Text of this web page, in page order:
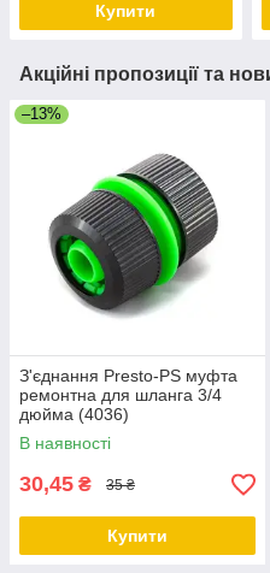
Купити
Акційні пропозиції та
–13%
З'єднання Presto-PS муфта
ремонтна для шланга 3/4
дюйма (4036)
В наявності
30,45 ₴ 35 ₴
Купити